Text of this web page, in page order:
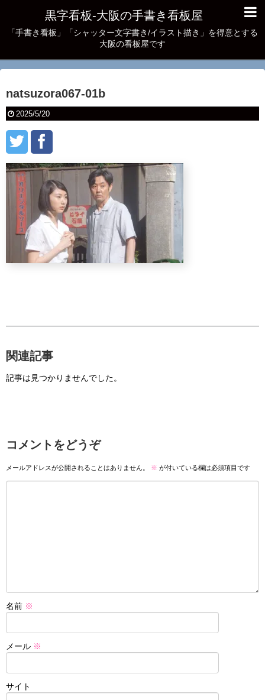
黒字看板‐大阪の手書き看板屋
「手書き看板」「シャッター文字書き/イラスト描き」を得意とする
大阪の看板屋です
natsuzora067-01b
2025/5/20
関連記事
記事は見つかりませんでした。
コメントをどうぞ
メールアドレスが公開されることはありません。 ※ が付いている欄は必須項目です
名前 ※
メール ※
サイト